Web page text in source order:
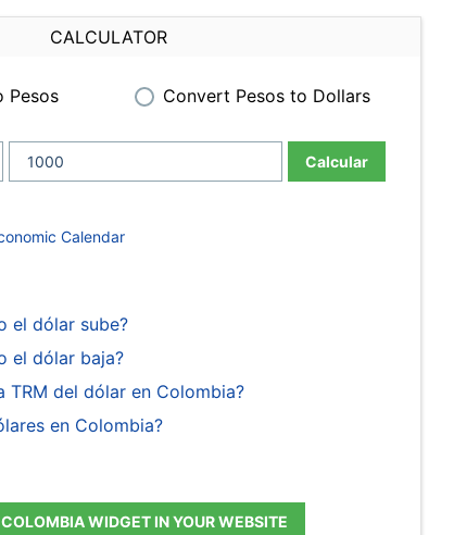
CALCULATOR
Pesos Convert Pesos to Dollars
Calcular
Calendar
el dólar sube?
el dólar baja?
TRM del dólar en Colombia?
en Colombia?
WIDGET IN YOUR WEBSITE